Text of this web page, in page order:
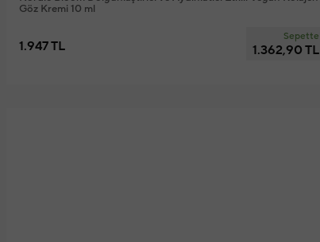
Göz Kremi 10 ml
1.947 TL
Sepette
1.362,90 TL